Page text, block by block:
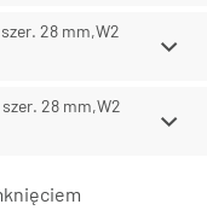
28 mm,W2
szer. 28 mm,W2